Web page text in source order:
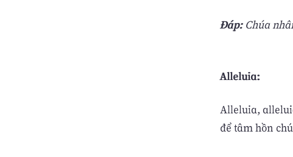
Ðáp:Chúa
Alleluia:
Alleluia,
để tâm hồn